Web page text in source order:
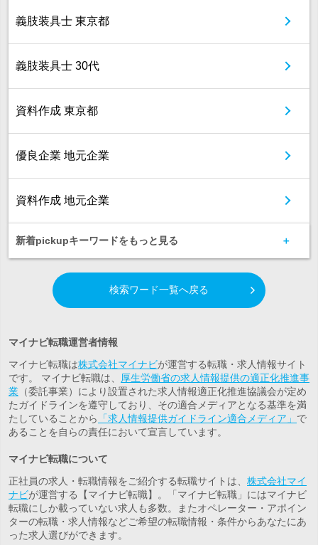
義肢装具士 東京都
義肢装具士 30代
資料作成 東京都
優良企業 地元企業
資料作成 地元企業
新着pickupキーワードをもっと見る
検索ワード一覧へ戻る
マイナビ転職運営者情報
マイナビ転職は株式会社マイナビが運営する転職・求人情報サイト
です。 マイナビ転職は、
厚生労働省の求人情報提供の適正化推進事
業 （委託事業）により設置された求人情報適正化推進協議会が定め
たガイドラインを遵守しており、その適合メディアとなる基準を満
たしていることから
「求人情報提供ガイドライン適合メディア」 で
あることを自らの責任において宣言しています。
マイナビ転職について
正社員の求人・転職情報をご紹介する転職サイトは、 株式会社マイ
ナビが運営する【マイナビ転職】。「マイナビ転職」にはマイナビ
転職にしか載っていない求人も多数。またオペレーター・アポイン
ターの転職・求人情報などご希望の転職情報・条件からあなたにあ
った求人選びができます。